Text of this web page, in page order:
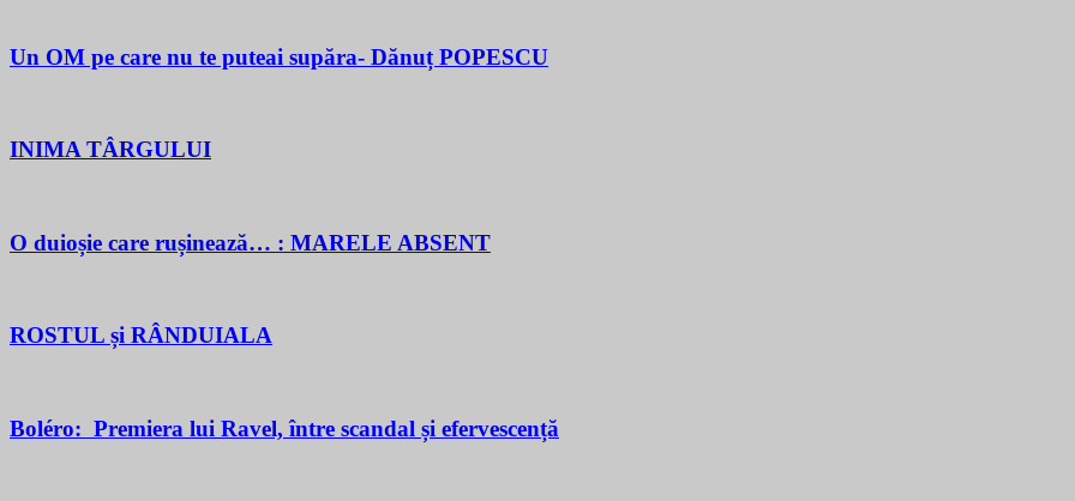
Un OM pe care nu te puteai supăra- Dănuț POPESCU
INIMA TÂRGULUI
O duioșie care rușinează… : MARELE ABSENT
ROSTUL și RÂNDUIALA
Boléro: Premiera lui Ravel, între scandal și efervescență